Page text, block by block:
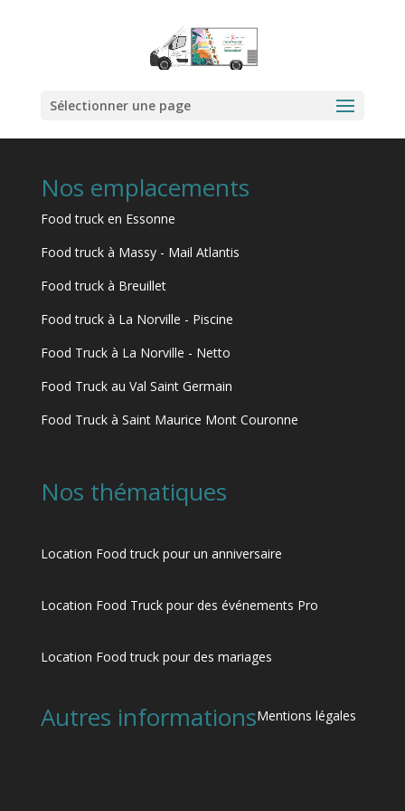
Sélectionner une page
Nos emplacements
Food truck en Essonne
Food truck à Massy - Mail Atlantis
Food truck à Breuillet
Food truck à La Norville - Piscine
Food Truck à La Norville - Netto
Food Truck au Val Saint Germain
Food Truck à Saint Maurice Mont Couronne
Nos thématiques
Location Food truck pour un anniversaire
Location Food Truck pour des événements Pro
Location Food truck pour des mariages
Autres informationsMentions légales